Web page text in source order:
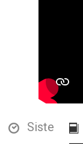
Siste